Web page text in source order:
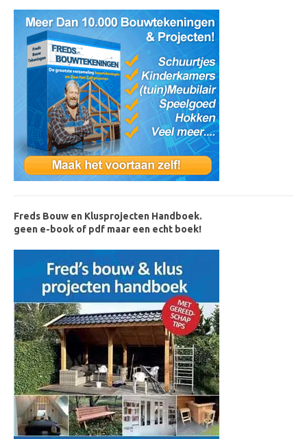
Freds Bouw en Klusprojecten Handboek.
geen e-book of pdf maar een echt boek!